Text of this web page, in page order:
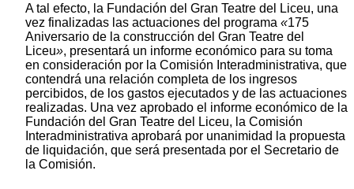
A tal efecto, la Fundación del Gran Teatre del Liceu, una
vez finalizadas las actuaciones del programa «175
Aniversario de la construcción del Gran Teatre del
Liceu», presentará un informe económico para su toma
en consideración por la Comisión Interadministrativa, que
contendrá una relación completa de los ingresos
percibidos, de los gastos ejecutados y de las actuaciones
realizadas. Una vez aprobado el informe económico de la
Fundación del Gran Teatre del Liceu, la Comisión
Interadministrativa aprobará por unanimidad la propuesta
de liquidación, que será presentada por el Secretario de
la Comisión.